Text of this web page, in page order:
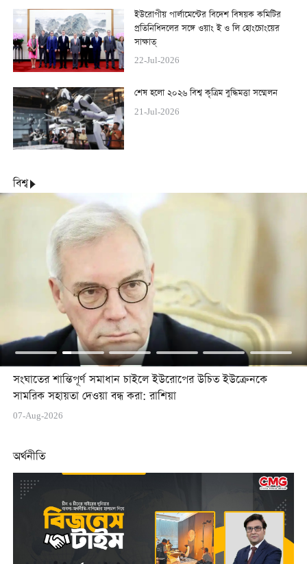
ইউরোপীয় পার্লামেন্টের বিদেশ বিষয়ক কমিটির
প্রতিনিধিদলের সঙ্গে ওয়াং ই ও লি হোংচোংয়ের
সাক্ষাত্
22-Jul-2026
শেষ হলো ২০২৬ বিশ্ব কৃত্রিম বুদ্ধিমত্তা সম্মেলন
21-Jul-2026
বিশ্ব
সংঘাতের শান্তিপূর্ণ সমাধান চাইলে ইউরোপের উচিত ইউক্রেনকে
07-Aug-2026
অর্থনীতি